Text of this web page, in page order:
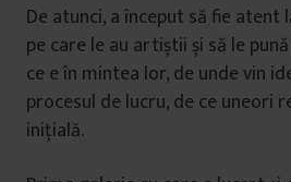
De atunci, a început să fie atent
pe care le au artiștii și să le
ce e în mintea lor, de unde vin
procesul de lucru, de ce uneori
inițială.